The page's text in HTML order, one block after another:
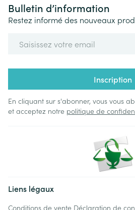
Bulletin d’information
Restez informé des nouveaux
Inscription
En cliquant sur s'abonner, vous vous
et acceptez notre politique de
Liens légaux
Conditions de vente Déclaration de